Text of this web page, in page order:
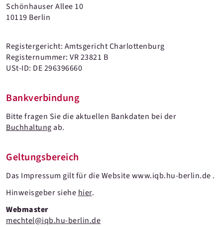
Schönhauser Allee 10
10119 Berlin
Registergericht: Amtsgericht Charlottenburg
Registernummer: VR 23821 B
USt-ID: DE 296396660
Bankverbindung
Bitte fragen Sie die aktuellen Bankdaten bei der
Buchhaltungab.
Geltungsbereich
Das Impressum gilt für die Website www.iqb.hu-berlin.de .
Hinweisgeber siehehier.
Webmaster
mechtel@iqb.hu-berlin.de